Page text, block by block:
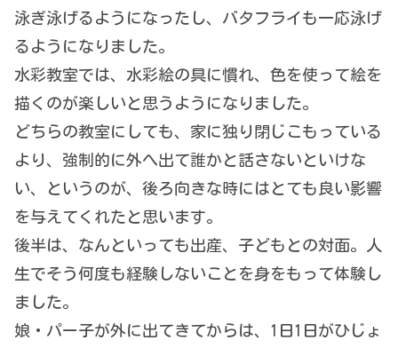
泳ぎ泳げるようになったし、バタフライも一応泳げ
るようになりました。
水彩教室では、水彩絵の具に慣れ、色を使って絵を
描くのが楽しいと思うようになりました。
どちらの教室にしても、家に独り閉じこもっている
より、強制的に外へ出て誰かと話さないといけな
い、というのが、後ろ向きな時にはとても良い影響
を与えてくれたと思います。
後半は、なんといっても出産、子どもとの対面。人
生でそう何度も経験しないことを身をもって体験し
ました。
娘・パー子が外に出てきてからは、1日1日がひじょ